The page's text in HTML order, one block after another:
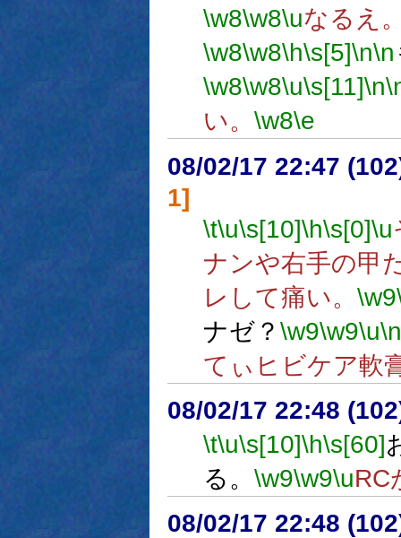
\w8\w8\uなるえ
\w8\w8\h\s[5]\n\n
\w8\w8\u\s[11]\n
い。 \w8\e
08/02/17 22:47
1]
\t\u\s[10]\h\s[0]\u
ナンや右手の甲
レして痛い。 \w9
ナゼ？ \w9\w9\u\n
てぃヒビケア軟
08/02/17 22:48
\t\u\s[10]\h\s[60]
る。 \w9\w9\uRC
08/02/17 22:48